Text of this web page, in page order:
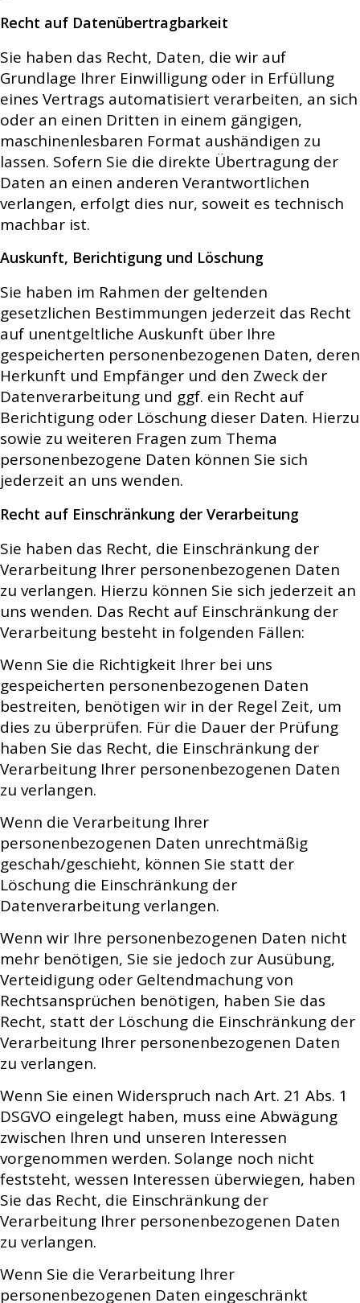
Recht auf Datenübertragbarkeit
Sie haben das Recht, Daten, die wir auf
Grundlage Ihrer Einwilligung oder in Erfüllung
eines Vertrags automatisiert verarbeiten, an sich
oder an einen Dritten in einem gängigen,
maschinenlesbaren Format aushändigen zu
lassen. Sofern Sie die direkte Übertragung der
Daten an einen anderen Verantwortlichen
verlangen, erfolgt dies nur, soweit es technisch
machbar ist.
Auskunft, Berichtigung und Löschung
Sie haben im Rahmen der geltenden
gesetzlichen Bestimmungen jederzeit das Recht
auf unentgeltliche Auskunft über Ihre
gespeicherten personenbezogenen Daten, deren
Herkunft und Empfänger und den Zweck der
Datenverarbeitung und ggf. ein Recht auf
Berichtigung oder Löschung dieser Daten. Hierzu
sowie zu weiteren Fragen zum Thema
personenbezogene Daten können Sie sich
jederzeit an uns wenden.
Recht auf Einschränkung der Verarbeitung
Sie haben das Recht, die Einschränkung der
Verarbeitung Ihrer personenbezogenen Daten
zu verlangen. Hierzu können Sie sich jederzeit an
uns wenden. Das Recht auf Einschränkung der
Verarbeitung besteht in folgenden Fällen:
Wenn Sie die Richtigkeit Ihrer bei uns
gespeicherten personenbezogenen Daten
bestreiten, benötigen wir in der Regel Zeit, um
dies zu überprüfen. Für die Dauer der Prüfung
haben Sie das Recht, die Einschränkung der
Verarbeitung Ihrer personenbezogenen Daten
zu verlangen.
Wenn die Verarbeitung Ihrer
personenbezogenen Daten unrechtmäßig
geschah/geschieht, können Sie statt der
Löschung die Einschränkung der
Datenverarbeitung verlangen.
Wenn wir Ihre personenbezogenen Daten nicht
mehr benötigen, Sie sie jedoch zur Ausübung,
Verteidigung oder Geltendmachung von
Rechtsansprüchen benötigen, haben Sie das
Recht, statt der Löschung die Einschränkung der
Verarbeitung Ihrer personenbezogenen Daten
zu verlangen.
Wenn Sie einen Widerspruch nach Art. 21 Abs. 1
DSGVO eingelegt haben, muss eine Abwägung
zwischen Ihren und unseren Interessen
vorgenommen werden. Solange noch nicht
feststeht, wessen Interessen überwiegen, haben
Sie das Recht, die Einschränkung der
Verarbeitung Ihrer personenbezogenen Daten
zu verlangen.
Wenn Sie die Verarbeitung Ihrer
personenbezogenen Daten eingeschränkt